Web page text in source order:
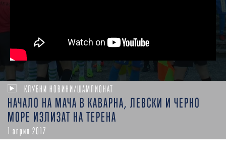
КЛУБНИ НОВИНИ/ШАМПИОНАТ
НАЧАЛО НА МАЧА В КАВАРНА, ЛЕВСКИ И ЧЕРНО
МОРЕ ИЗЛИЗАТ НА ТЕРЕНА
1 април 2017